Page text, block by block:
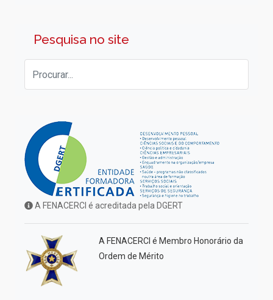
Pesquisa no site
A FENACERCI é acreditada pela DGERT
A FENACERCI é Membro Honorário da
Ordem de Mérito